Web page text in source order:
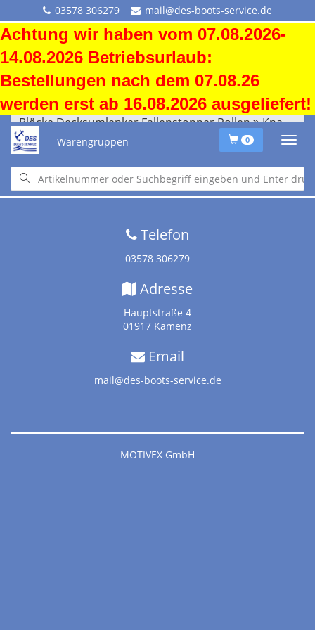
03578 306279 mail@des-boots-service.de
Achtung wir haben vom 07.08.2026-
14.08.2026 Betriebsurlaub:
Bestellungen nach dem 07.08.26
werden erst ab 16.08.2026 ausgeliefert!
Warengruppen 0
Blöcke Decksumlenker Fallenstopper Rollen Knarrblock
Startseite•Downloads•Versandkosten•
Impressum•Altölentsorgung
Telefon
03578 306279
Adresse
Hauptstraße 4
01917 Kamenz
Email
mail@des-boots-service.de
MOTIVEX GmbH